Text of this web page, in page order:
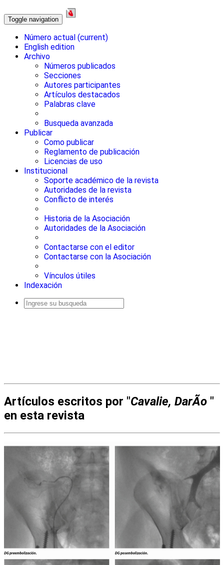
Toggle navigation
Número actual (current)
English edition
Archivo
Números publicados
Secciones
Autores participantes
Artículos destacados
Palabras clave
Busqueda avanzada
Publicar
Como publicar
Reglamento de publicación
Licencias de uso
Institucional
Soporte académico de la revista
Autoridades de la revista
Conflicto de interés
Historia de la Asociación
Autoridades de la Asociación
Contactarse con el editor
Contactarse con la Asociación
Vínculos útiles
Indexación
Artículos escritos por "Cavalie, DarÃ­o "
en esta revista